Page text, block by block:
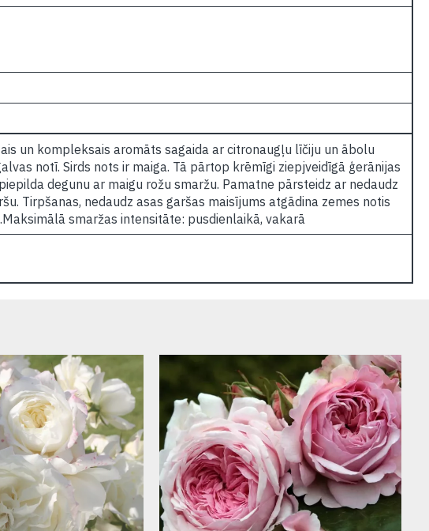
un kompleksais aromāts sagaida ar citronaugļu līčiju un ābolu
notī. Sirds nots ir maiga. Tā pārtop krēmīgi ziepjveidīgā ģerānijas
degunu ar maigu rožu smaržu. Pamatne pārsteidz ar nedaudz
Tirpšanas, nedaudz asas garšas maisījums atgādina zemes notis
smaržas intensitāte: pusdienlaikā, vakarā